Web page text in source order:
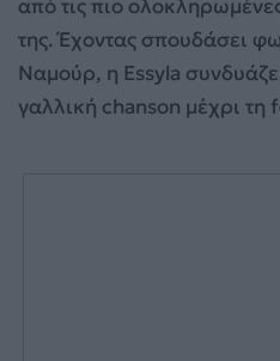
από τις πιο
της. Έχοντας σπουδάσει
Ναμούρ, η Essyla
γαλλική chanson μέχρι τη